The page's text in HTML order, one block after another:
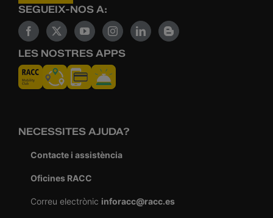
SEGUEIX-NOS A:
LES NOSTRES APPS
NECESSITES AJUDA?
Contacte i assistència
Oficines RACC
Correu electrònic inforacc@racc.es